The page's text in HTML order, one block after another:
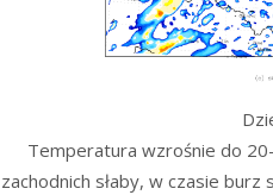
Temperatura wzrośnie do
zachodnich słaby, w czasie